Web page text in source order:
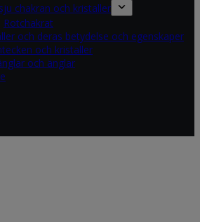
chakran och kristaller
Rotchakrat
och deras betydelse och egenskaper
och kristaller
och änglar